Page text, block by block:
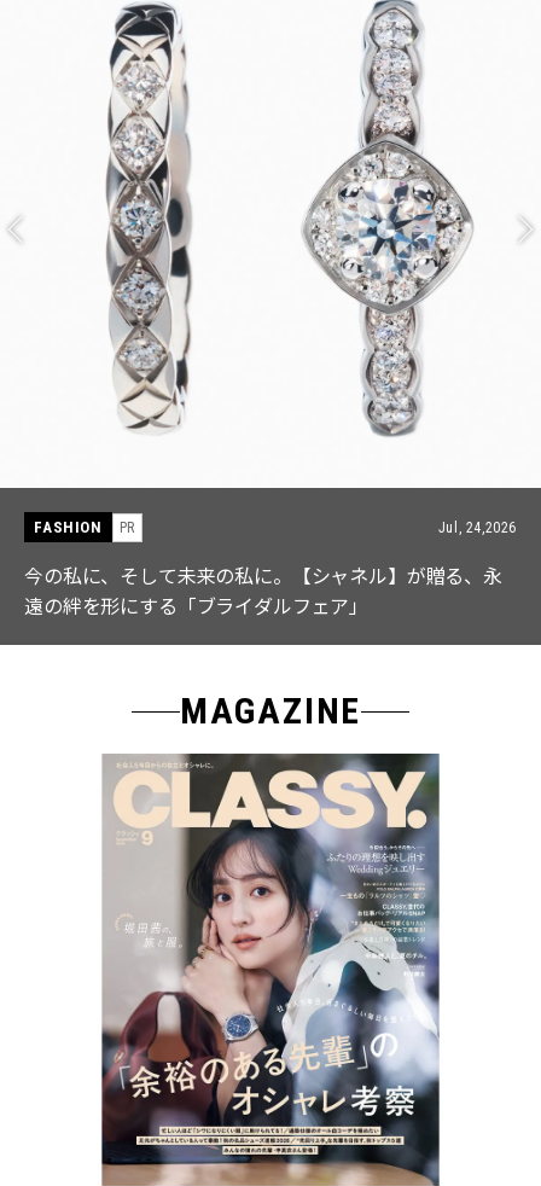
FASHION PR Jul, 15,2026
【ICB】人気インフルエンサーと共同制作! 週5で着たく
なる「名品ブラウス」２選
MAGAZINE